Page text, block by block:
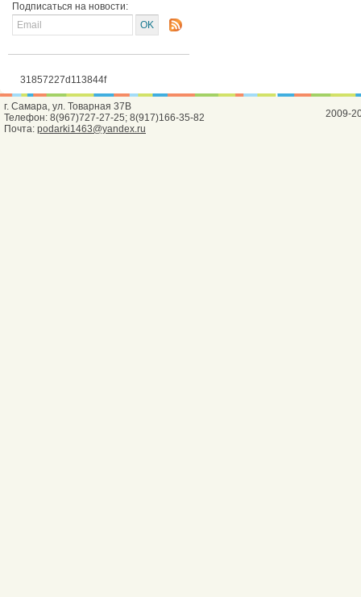
Подписаться на новости:
31857227d113844f
г. Самара, ул. Товарная 37В
Телефон: 8(967)727-27-25; 8(917)166-35-82
Почта: podarki1463@yandex.ru
2009-